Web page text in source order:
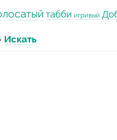
табби игривый
Искать